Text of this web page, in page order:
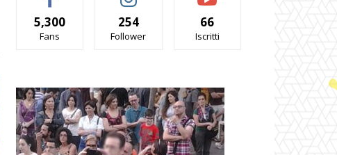
5,300
Fans
254
Follower
66
Iscritti